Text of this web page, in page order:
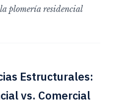
plomería residencial
Estructurales:
vs. Comercial